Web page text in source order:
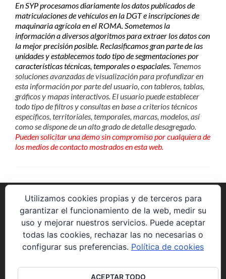
En SYP procesamos diariamente los datos publicados de
matriculaciones de vehículos en la DGT e inscripciones de
maquinaria agrícola en el ROMA. Sometemos la
información a diversos algoritmos para extraer los datos con
la mejor precisión posible. Reclasificamos gran parte de las
unidades y establecemos todo tipo de segmentaciones por
características técnicas, temporales o espaciales. Tenemos
soluciones avanzadas de visualización para profundizar en
esta información por parte del usuario, con tableros, tablas,
gráficos y mapas interactivos. El usuario puede establecer
todo tipo de filtros y consultas en base a criterios técnicos
específicos, territoriales, temporales, marcas, modelos, así
como se dispone de un alto grado de detalle desagregado.
Pueden solicitar una demo sin compromiso por cualquiera de
los medios de contacto mostrados en esta web.
Avenida de la Constitución 85 P5 2º8.
28823 Coslada (Madrid)
web@solucionesyproyectos.es
Utilizamos cookies propias y de terceros para
garantizar el funcionamiento de la web, medir su
uso y mejorar nuestros servicios. Puede aceptar
todas las cookies, rechazar las no necesarias o
configurar sus preferencias. Política de cookies
ACEPTAR TODO